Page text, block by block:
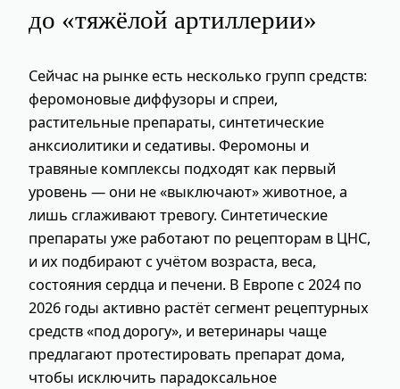
до «тяжёлой артиллерии»
Сейчас на рынке есть несколько групп средств:
феромоновые диффузоры и спреи,
растительные препараты, синтетические
анксиолитики и седативы. Феромоны и
травяные комплексы подходят как первый
уровень — они не «выключают» животное, а
лишь сглаживают тревогу. Синтетические
препараты уже работают по рецепторам в ЦНС,
и их подбирают с учётом возраста, веса,
состояния сердца и печени. В Европе с 2024 по
2026 годы активно растёт сегмент рецептурных
средств «под дорогу», и ветеринары чаще
предлагают протестировать препарат дома,
чтобы исключить парадоксальное